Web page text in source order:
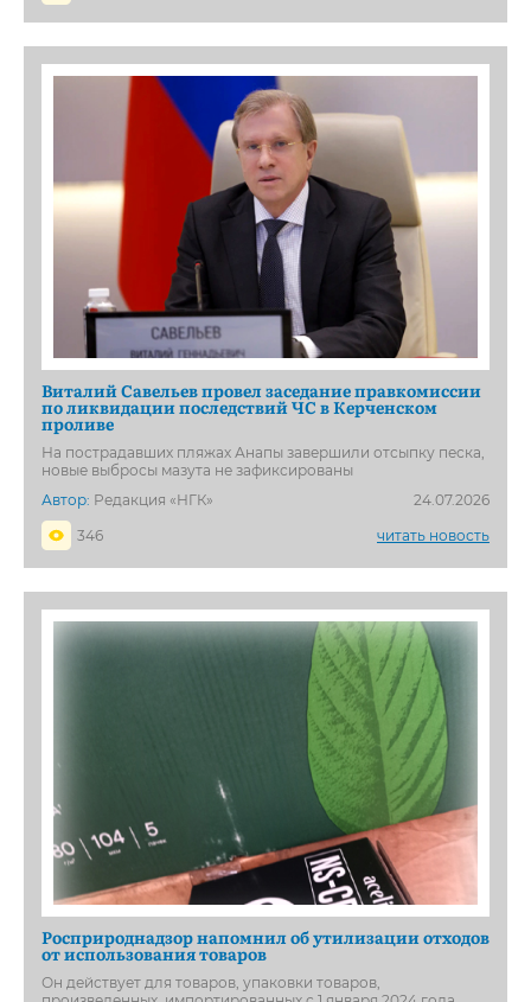
Виталий Савельев провел заседание правкомиссии
по ликвидации последствий ЧС в Керченском
проливе
На пострадавших пляжах Анапы завершили отсыпку песка,
новые выбросы мазута не зафиксированы
Автор: Редакция «НГК»
24.07.2026
346
читать новость
Росприроднадзор напомнил об утилизации отходов
от использования товаров
Он действует для товаров, упаковки товаров,